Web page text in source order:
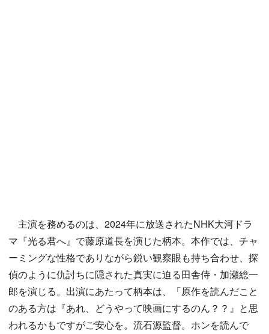
主演を務めるのは、2024年に放送されたNHK大河ドラ
マ『光る君へ』で藤原道長を演じた柄本。本作では、チャ
ーミングな性格でありながら鋭い観察眼も持ち合わせ、探
偵のように仇討ちに隠された真実に迫る田舎侍・加瀬総一
郎を演じる。出演にあたって柄本は、「原作を読んだこと
のある方は『あれ、どうやって映画にするのん？？』と思
われるかもですがご安心を。流石源監督。ホンを読んで